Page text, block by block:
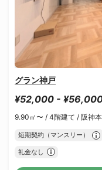
グラン神戸
¥52,000 -
9.90㎡〜 / 4階建て / 阪神
短期契約（マンスリー）
礼金なし